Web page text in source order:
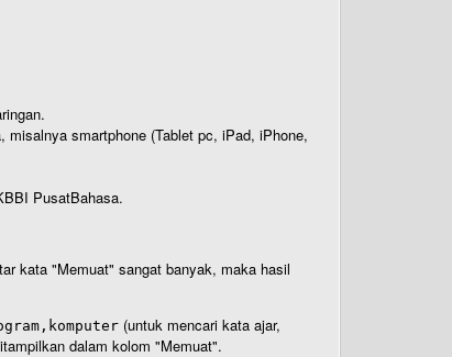
smartphone (Tablet pc, iPad, iPhone,
PusatBahasa.
kata "Memuat" sangat banyak, maka hasil
(untuk mencari kata ajar,
dalam kolom "Memuat".